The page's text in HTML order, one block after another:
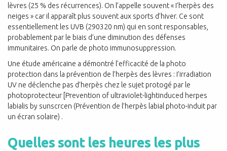
lèvres (25 % des récurrences). On l’appelle souvent « I’herpès des
neiges » car il apparaît plus souvent aux sports d’hiver. Ce sont
essentiellement les UVB (290320 nm) qui en sont responsables,
probablement par le biais d’une diminution des défenses
immunitaires. On parle de photo immunosuppression.
Une étude américaine a démontré l’efficacité de la photo
protection dans la prévention de l’herpès des lèvres : I’irradiation
UV ne déclenche pas d’herpès chez le sujet protogé par le
photoprotecteur [Prevention of ultraviolet-lightinduced herpes
labialis by sunscrcen (Prévention de l’herpès labial photo-induit par
un écran solaire) .
Quelles sont les heures les plus